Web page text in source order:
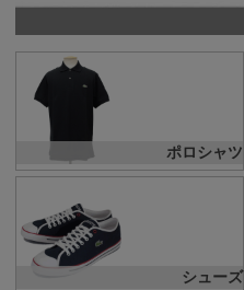
ポロシャツ
シューズ